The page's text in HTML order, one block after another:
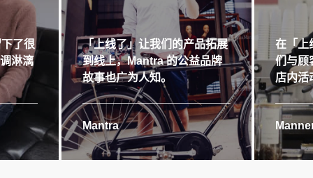
了很
淋漓
「上线了」让我们的产品拓展
到线上，Mantra 的公益品牌
故事也广为人知。
Mantra
在「上
们与顾
店内活